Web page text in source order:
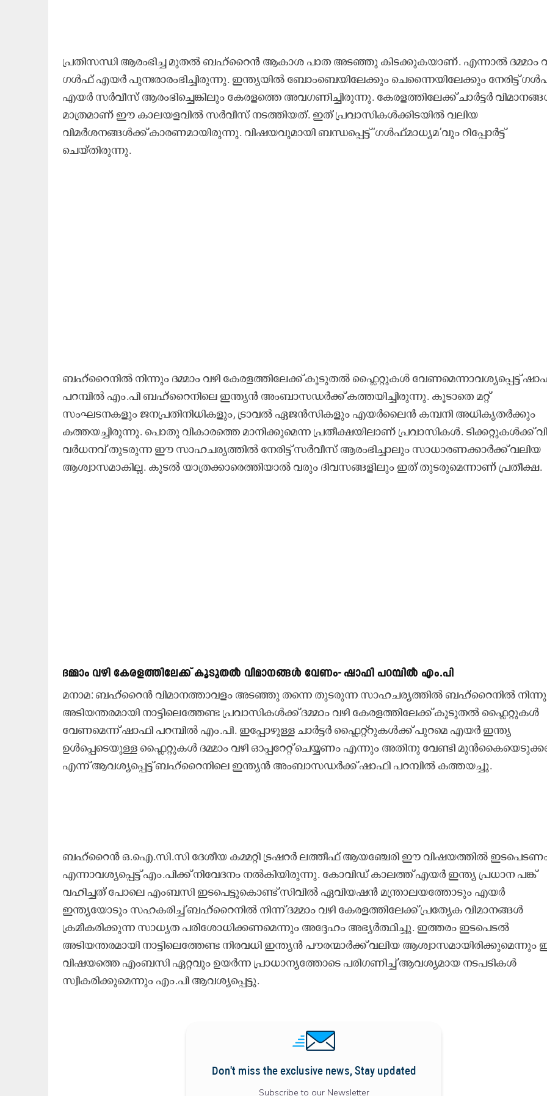
പ്രതിസന്ധി ആരംഭിച്ച മുതൽ ബഹ്റൈൻ ആകാശ പാത അടഞ്ഞു കിടക്കുകയാണ്. എന്നാൽ ദമ്മാം
ഗൾഫ് എയർ പുനഃരാരംഭിച്ചിരുന്നു. ഇന്ത്യയിൽ ബോംബെയിലേക്കും ചെന്നൈയിലേക്കും നേരിട്ട്
എയർ സർവീസ് ആരംഭിച്ചെങ്കിലും കേരളത്തെ അവഗണിച്ചിരുന്നു. കേരളത്തിലേക്ക് ചാർട്ടർ
മാത്രമാണ് ഈ കാലയളവിൽ സർവീസ് നടത്തിയത്. ഇത് പ്രവാസികൾക്കിടയിൽ വലിയ
വിമർശനങ്ങൾക്ക് കാരണമായിരുന്നു. വിഷയവുമായി ബന്ധപ്പെട്ട് ‘ഗൾഫ്മാധ്യമ’വും റിപ്പോർട്ട്
ചെയ്തിരുന്നു.
ബഹ്‌റൈനിൽ നിന്നും ദമ്മാം വഴി കേരളത്തിലേക്ക് കൂടുതൽ ഫ്ലൈറ്റുകൾ വേണമെന്നാവശ്യപ്പെട്ട്
പറമ്പിൽ എം.പി ബഹ്റൈനിലെ ഇന്ത്യൻ അംബാസഡർക്ക് കത്തയിച്ചിരുന്നു. കൂടാതെ മറ്റ്
സംഘടനകളും ജനപ്രതിനിധികളും, ട്രാവൽ ഏജൻസികളും എയർലൈൻ കമ്പനി അധികൃതർക്കും
കത്തയച്ചിരുന്നു. പൊതു വികാരത്തെ മാനിക്കുമെന്ന പ്രതീക്ഷയിലാണ് പ്രവാസികൾ. ടിക്കറ്റുകൾക്ക്
വർധനവ് തുടരുന്ന ഈ സാഹചര്യത്തിൽ നേരിട്ട് സർവീസ് ആരംഭിച്ചാലും സാധാരണക്കാർക്ക് വലിയ
ആശ്വാസമാകില്ല. കൂടൽ യാത്രക്കാരെത്തിയാൽ വരും ദിവസങ്ങളിലും ഇത് തുടരുമെന്നാണ് പ്രതീക്ഷ.
ദമ്മാം വഴി കേരളത്തിലേക്ക് കൂടുതൽ വിമാനങ്ങൾ വേണം- ഷാഫി പറമ്പിൽ എം.പി
മനാമ: ബഹ്റൈൻ വിമാനത്താവളം അടഞ്ഞു തന്നെ തുടരുന്ന സാഹചര്യത്തിൽ ബഹ്‌റൈനിൽ
അടിയന്തരമായി നാട്ടിലെത്തേണ്ട പ്രവാസികൾക്ക്‌ ദമ്മാം വഴി കേരളത്തിലേക്ക് കൂടുതൽ ഫ്ലൈറ്റുകൾ
വേണമെന്ന് ഷാഫി പറമ്പിൽ എം.പി. ഇപ്പോഴുള്ള ചാർട്ടർ ഫ്ലൈറ്റ്റുകൾക്ക് പുറമെ എയർ ഇന്ത്യ
ഉൾപ്പെടെയുള്ള ഫ്ലൈറ്റുകൾ ദമ്മാം വഴി ഓപ്പറേറ്റ് ചെയ്യണം എന്നും അതിനു വേണ്ടി
എന്ന് ആവശ്യപ്പെട്ട് ബഹ്‌റൈനിലെ ഇന്ത്യൻ അംബാസഡർക്ക് ഷാഫി പറമ്പിൽ കത്തയച്ചു.
ബഹ്‌റൈൻ ഒ.ഐ.സി.സി ദേശീയ കമ്മറ്റി ട്രഷറർ ലത്തീഫ് ആയഞ്ചേരി ഈ വിഷയത്തിൽ
എന്നാവശ്യപ്പെട്ട് എം.പിക്ക് നിവേദനം നൽകിയിരുന്നു. കോവിഡ് കാലത്ത് എയർ ഇന്ത്യ പ്രധാന പങ്ക്
വഹിച്ചത് പോലെ എംബസി ഇടപെട്ടുകൊണ്ട് സിവിൽ ഏവിയഷൻ മന്ത്രാലയത്തോടും എയർ
ഇന്ത്യയോടും സഹകരിച്ച് ബഹ്റൈനിൽ നിന്ന് ദമ്മാം വഴി കേരളത്തിലേക്ക് പ്രത്യേക വിമാനങ്ങൾ
ക്രമീകരിക്കുന്ന സാധ്യത പരിശോധിക്കണമെന്നും അദ്ദേഹം അഭ്യർത്ഥിച്ചു. ഇത്തരം ഇടപെടൽ
അടിയന്തരമായി നാട്ടിലെത്തേണ്ട നിരവധി ഇന്ത്യൻ പൗരന്മാർക്ക് വലിയ
വിഷയത്തെ എംബസി ഏറ്റവും ഉയർന്ന പ്രാധാന്യത്തോടെ പരിഗണിച്ച് ആവശ്യമായ നടപടികൾ
സ്വീകരിക്കുമെന്നും എം.പി ആവശ്യപ്പെട്ടു.
Don't miss the exclusive news, Stay updated
Subscribe to our Newsletter